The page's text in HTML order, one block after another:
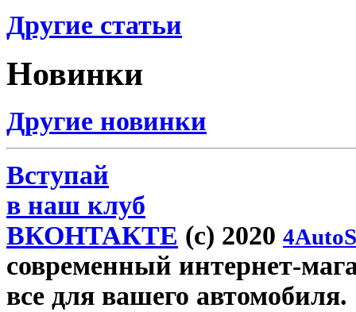
Другие статьи
Новинки
Другие новинки
Вступай
в наш клуб
ВКОНТАКТЕ (c) 2020
современный интернет-
все для вашего автомобиля.